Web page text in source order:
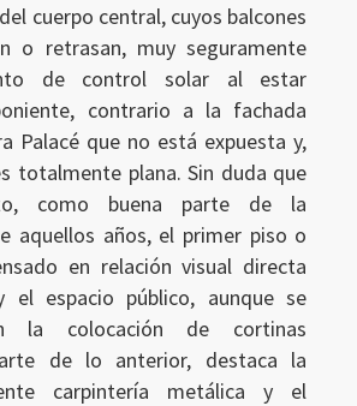
cuerpo central, cuyos balcones
o retrasan, muy seguramente
de control solar al estar
contrario a la fachada
Palacé que no está expuesta y,
totalmente plana. Sin duda que
como buena parte de la
aquellos años, el primer piso o
en relación visual directa
espacio público, aunque se
la colocación de cortinas
de lo anterior, destaca la
carpintería metálica y el